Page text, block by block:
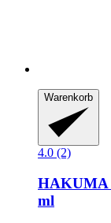
Warenkorb
4.0 (2)
HAKUMA
ml